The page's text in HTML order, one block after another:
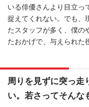
いる俳優さんより目立っ
捉えてくれない。でも、
たスタッフが多く、僕の
たおかげで、与えられた
周りを見ずに突っ走
い。若さってそんな